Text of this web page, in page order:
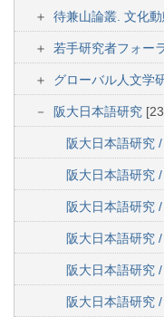
待兼山論叢. 文化
若手研究者フォー
グローバル人文学
阪大日本語研究
阪大日本語研究
阪大日本語研究
阪大日本語研究
阪大日本語研究
阪大日本語研究
阪大日本語研究